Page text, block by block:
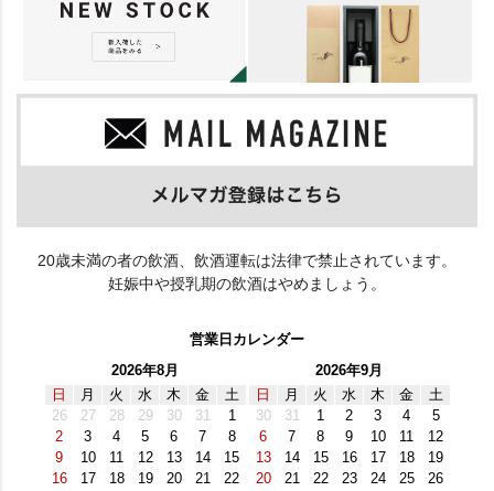
20歳未満の者の飲酒、飲酒運転は法律で禁止されています。
妊娠中や授乳期の飲酒はやめましょう。
営業日カレンダー
2026年8月
日
月 火 水 木 金
土
26
27 28 29 30 31
1
2
3 4 5 6 7
8
9
10 11 12 13 14
15
16
17 18 19 20 21
22
2026年9月
日
月 火 水 木 金
土
30
31 1 2 3 4
5
6
7 8 9 10 11
12
13
14 15 16 17 18
19
20
21 22 23 24 25
26